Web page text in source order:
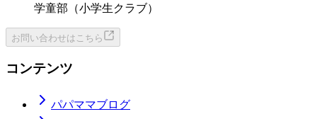
学童部（小学生クラブ）
お問い合わせはこちら
コンテンツ
パパママブログ